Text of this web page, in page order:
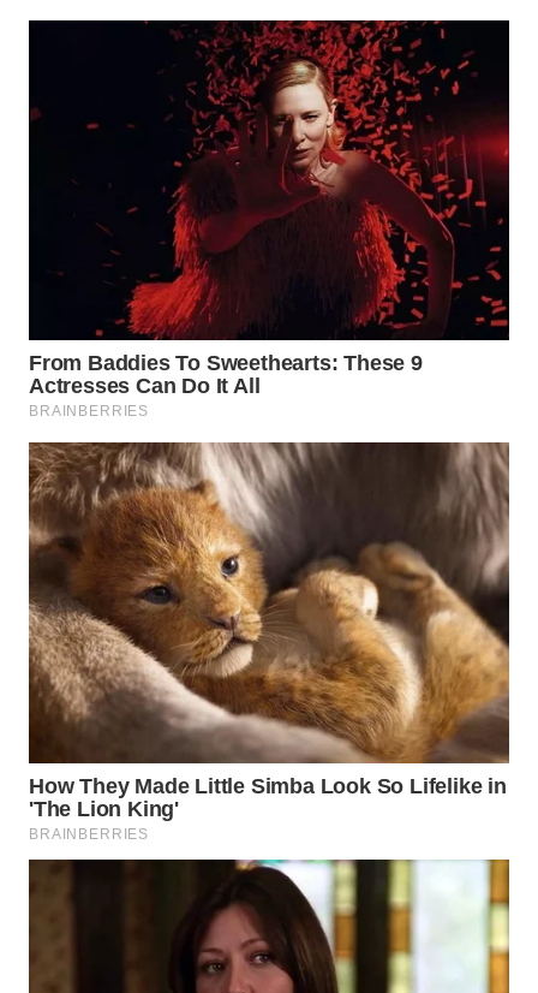
WN
KUNINGAN
MAJALENGKA
WN
SUKABUMI
WN
PURWAKARTA
WN
TIMUR
WN
SEMARANG
SOLO
WN